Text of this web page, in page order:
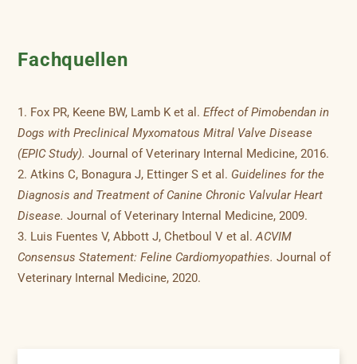
Fachquellen
Fox PR, Keene BW, Lamb K et al.Effect of Pimobendan in
Dogs with Preclinical Myxomatous Mitral Valve Disease
(EPIC Study). Journal of Veterinary Internal Medicine, 2016.
Atkins C, Bonagura J, Ettinger S et al. Guidelines for the
Diagnosis and Treatment of Canine Chronic Valvular Heart
Disease. Journal of Veterinary Internal Medicine, 2009.
Luis Fuentes V, Abbott J, Chetboul V et al.ACVIM
Consensus Statement: Feline Cardiomyopathies. Journal of
Veterinary Internal Medicine, 2020.